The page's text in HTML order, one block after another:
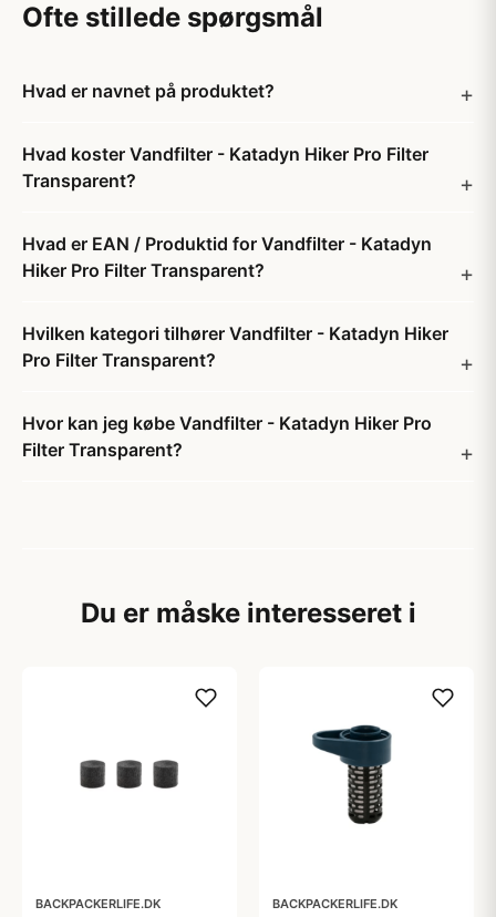
Ofte stillede spørgsmål
Hvad er navnet på produktet?
Hvad koster Vandfilter - Katadyn Hiker Pro Filter
Transparent?
Hvad er EAN / Produktid for Vandfilter - Katadyn
Hiker Pro Filter Transparent?
Hvilken kategori tilhører Vandfilter - Katadyn Hiker
Pro Filter Transparent?
Hvor kan jeg købe Vandfilter - Katadyn Hiker Pro
Filter Transparent?
Du er måske interesseret i
BACKPACKERLIFE.DK BACKPACKERLIFE.DK